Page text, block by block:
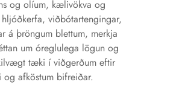
og olíum, kælivökva og
viðbótartengingar,
á þröngum blettum, merkja
um óreglulega lögun og
tæki í viðgerðum eftir
og afköstum bifreiðar.